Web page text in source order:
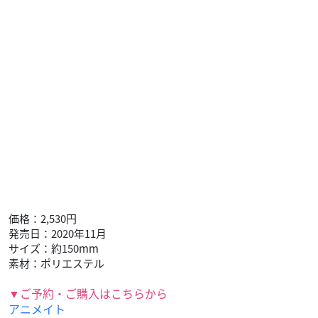
価格：2,530円
発売日：2020年11月
サイズ：約150mm
素材：ポリエステル
▼ご予約・ご購入はこちらから
アニメイト